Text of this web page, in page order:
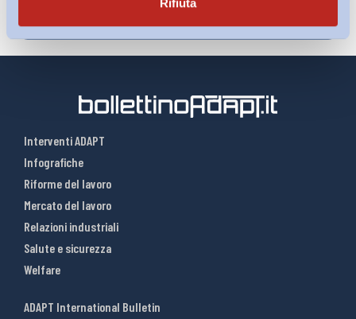
Rifiuta
Interventi ADAPT
Infografiche
Riforme del lavoro
Mercato del lavoro
Relazioni industriali
Salute e sicurezza
Welfare
ADAPT International Bulletin